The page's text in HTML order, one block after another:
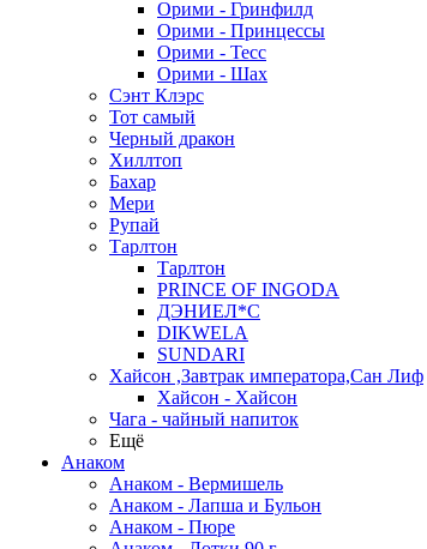
Орими - Гринфилд
Орими - Принцессы
Орими - Тесс
Орими - Шах
Сэнт Клэрс
Тот самый
Черный дракон
Хиллтоп
Бахар
Мери
Рупай
Тарлтон
Тарлтон
PRINCE OF INGODA
ДЭНИЕЛ*С
DIKWELA
SUNDARI
Хайсон ,Завтрак императора,Сан Лиф
Хайсон - Хайсон
Чага - чайный напиток
Ещё
Анаком
Анаком - Вермишель
Анаком - Лапша и Бульон
Анаком - Пюре